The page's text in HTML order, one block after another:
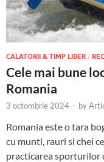
CALATORII & TIMP LIBER /
Cele mai bune
Romania
3 octombrie 2024 - by
Romania este o tara
cu munti, rauri si chei
practicarea sporturilor